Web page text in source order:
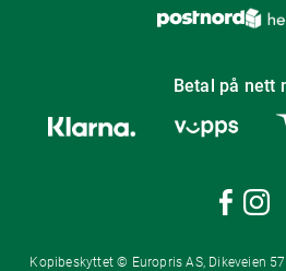
Betal på nett
Kopibeskyttet © Europris AS, Dikeveien